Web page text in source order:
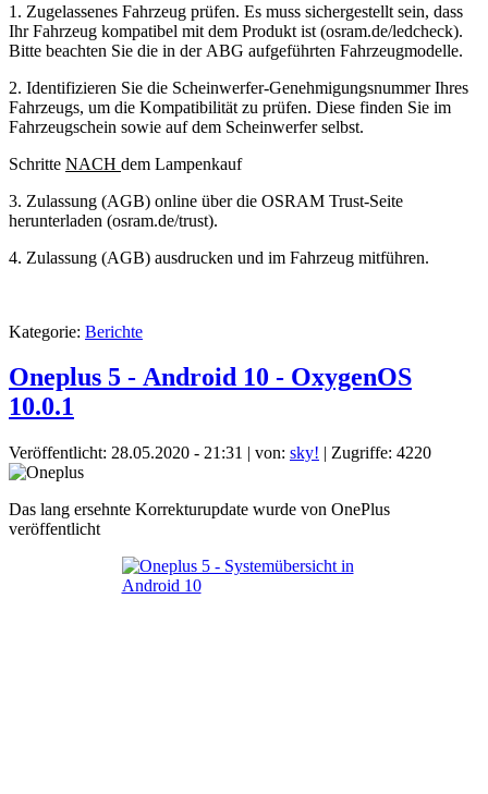
1. Zugelassenes Fahrzeug prüfen. Es muss sichergestellt sein, dass
Ihr Fahrzeug kompatibel mit dem Produkt ist (osram.de/ledcheck).
Bitte beachten Sie die in der ABG aufgeführten Fahrzeugmodelle.
2. Identifizieren Sie die Scheinwerfer-Genehmigungsnummer Ihres
Fahrzeugs, um die Kompatibilität zu prüfen. Diese finden Sie im
Fahrzeugschein sowie auf dem Scheinwerfer selbst.
Schritte NACH dem Lampenkauf
3. Zulassung (AGB) online über die OSRAM Trust-Seite
herunterladen (osram.de/trust).
4. Zulassung (AGB) ausdrucken und im Fahrzeug mitführen.
Kategorie: Berichte
Oneplus 5 - Android 10 - OxygenOS
10.0.1
Veröffentlicht: 28.05.2020 - 21:31 | von: sky! | Zugriffe: 4220
Das lang ersehnte Korrekturupdate wurde von OnePlus
veröffentlicht